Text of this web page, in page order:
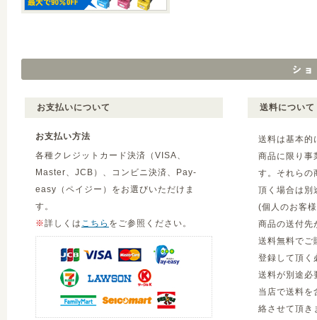
お支払いについて
お支払い方法
各種クレジットカード決済（VISA、
Master、JCB）、コンビニ決済、Pay-
easy（ペイジー）をお選びいただけま
す。
※詳しくは こちら をご参照ください。
送料について
送料は基本的
商品に限り事
す。それらの
頂く場合は別
(個人のお客
商品の送付先
送料無料でご
登録して頂く
送料が別途必
当店で送料を
絡させて頂き